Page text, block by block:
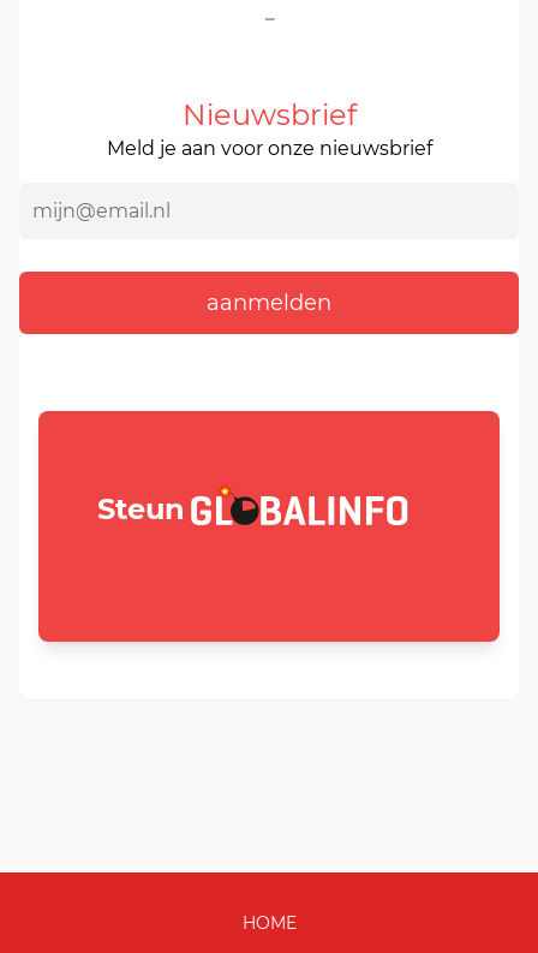
-
Nieuwsbrief
Meld je aan voor onze nieuwsbrief
Steun GLOBALINFO.nl
HOME